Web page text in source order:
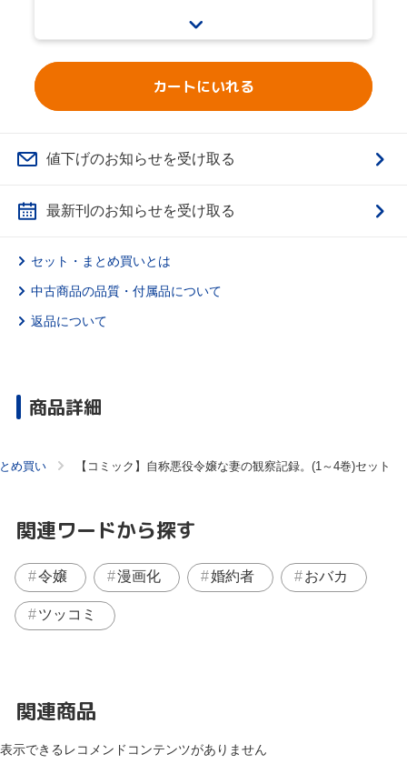
カートにいれる
値下げのお知らせを受け取る
最新刊のお知らせを受け取る
セット・まとめ買いとは
中古商品の品質・付属品について
返品について
商品詳細
め買い 【コミック】自称悪役令嬢な妻の観察記録。(1～4巻)セット
関連ワードから探す
令嬢 漫画化 婚約者 おバカ
ツッコミ
関連商品
表示できるレコメンドコンテンツがありません